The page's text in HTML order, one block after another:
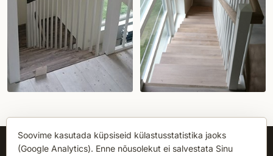
Soovime kasutada küpsiseid külastusstatistika jaoks
(Google Analytics). Enne nõusolekut ei salvestata Sinu